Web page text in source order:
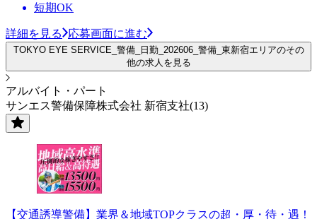
短期OK
詳細を見る 応募画面に進む
TOKYO EYE SERVICE_警備_日勤_202606_警備_東新宿エリアのその
他の求人を見る
アルバイト・パート
サンエス警備保障株式会社 新宿支社(13)
【交通誘導警備】業界＆地域TOPクラスの超・厚・待・遇！